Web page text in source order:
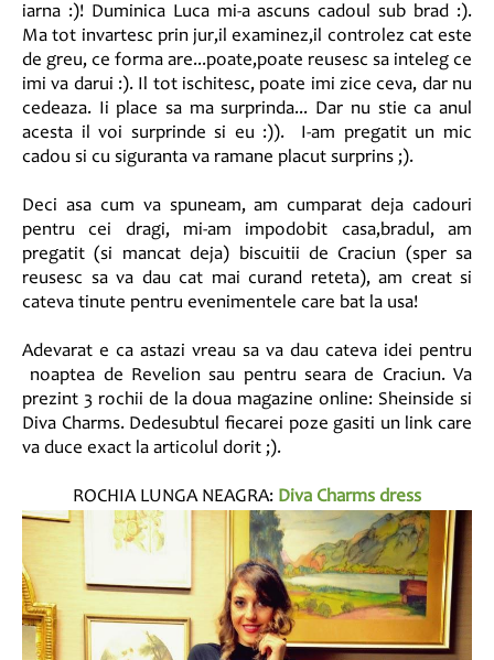
iarna :)! Duminica Luca mi-a ascuns cadoul sub brad :).
Ma tot invartesc prin jur,il examinez,il controlez cat este
de greu, ce forma are...poate,poate reusesc sa inteleg ce
imi va darui :). Il tot ischitesc, poate imi zice ceva, dar nu
cedeaza. Ii place sa ma surprinda... Dar nu stie ca anul
acesta il voi surprinde si eu :)). I-am pregatit un mic
cadou si cu siguranta va ramane placut surprins ;).
Deci asa cum va spuneam, am cumparat deja cadouri
pentru cei dragi, mi-am impodobit casa,bradul, am
pregatit (si mancat deja) biscuitii de Craciun (sper sa
reusesc sa va dau cat mai curand reteta), am creat si
cateva tinute pentru evenimentele care bat la usa!
Adevarat e ca astazi vreau sa va dau cateva idei pentru
noaptea de Revelion sau pentru seara de Craciun. Va
prezint 3 rochii de la doua magazine online: Sheinside si
Diva Charms. Dedesubtul fiecarei poze gasiti un link care
va duce exact la articolul dorit ;).
ROCHIA LUNGA NEAGRA: Diva Charms dress